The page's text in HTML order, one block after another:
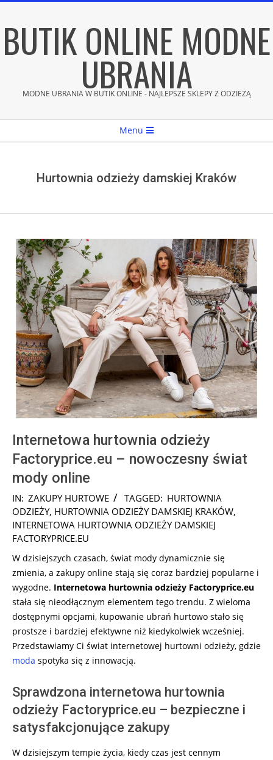
content
BUTIK ONLINE MODNE
UBRANIA
MODNE UBRANIA W BUTIK ONLINE - NAJLEPSZE SKLEPY Z ODZIEŻĄ
Menu
Hurtownia odzieży damskiej Kraków
Internetowa hurtownia odzieży
Factoryprice.eu – nowoczesny świat
mody online
2025-
08-
23
IN: ZAKUPY HURTOWE TAGGED: HURTOWNIA
ODZIEŻY, HURTOWNIA ODZIEŻY DAMSKIEJ KRAKÓW,
INTERNETOWA HURTOWNIA ODZIEŻY DAMSKIEJ
FACTORYPRICE.EU
W dzisiejszych czasach, świat mody dynamicznie się
zmienia, a zakupy online stają się coraz bardziej popularne i
wygodne. Internetowa hurtownia odzieży Factoryprice.eu
stała się nieodłącznym elementem tego trendu. Z wieloma
dostępnymi opcjami, kupowanie ubrań hurtowo stało się
prostsze i bardziej efektywne niż kiedykolwiek wcześniej.
Przedstawiamy Ci świat internetowej hurtowni odzieży, gdzie
moda spotyka się z innowacją.
Sprawdzona internetowa hurtownia
odzieży Factoryprice.eu – bezpieczne i
satysfakcjonujące zakupy
W dzisiejszym tempie życia, kiedy czas jest cennym